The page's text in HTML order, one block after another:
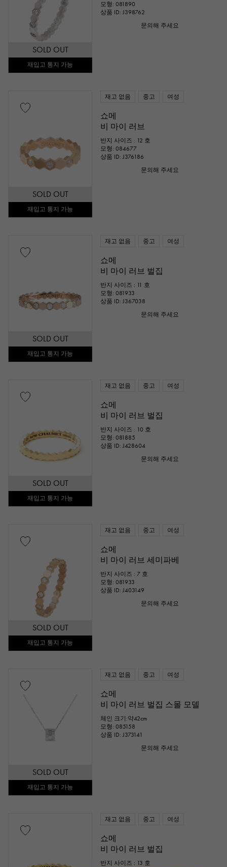
SOLD OUT
재입고 통지 가능
모형: 081890
상품 ID: J398762
문의해 주세요
SOLD OUT
재입고 통지 가능
재고 없음 중고 여성
쇼메
비 마이 러브
반지 사이즈 : 12 호
모형: 084677
상품 ID: J376186
문의해 주세요
SOLD OUT
재입고 통지 가능
재고 없음 중고 여성
쇼메
비 마이 러브 벌집
반지 사이즈 : 11 호
모형: 081933
상품 ID: J367038
문의해 주세요
SOLD OUT
재입고 통지 가능
재고 없음 중고 여성
쇼메
비 마이 러브 벌집
반지 사이즈 : 10 호
모형: 081885
상품 ID: J428604
문의해 주세요
SOLD OUT
재입고 통지 가능
재고 없음 중고 여성
쇼메
비 마이 러브 세미파베
반지 사이즈 : 7 호
모형: 081933
상품 ID: J403149
문의해 주세요
SOLD OUT
재입고 통지 가능
재고 없음 중고 여성
쇼메
비 마이 러브 벌집 스몰 모델
체인 크기:약42cm
모형: 085158
상품 ID: J373141
문의해 주세요
재고 없음 중고 여성
쇼메
비 마이 러브 벌집
반지 사이즈 : 13 호